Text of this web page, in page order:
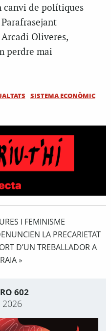
canvi de polítiques
Oliveres,
perdre mai
SISTEMA ECONÒMIC
I FEMINISME
LA PRECARIETAT
D’UN TREBALLADOR A
»
602
2026